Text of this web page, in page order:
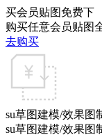
买会员贴图免费下
购买任意会员贴图
去购买
su草图建模/效果图
su草图建模/效果图